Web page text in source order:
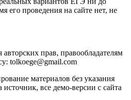
его проведения на сайте нет, не
прав, правообладателям
tolkoege@gmail.com
материалов без указания
все демо-версии с сайта